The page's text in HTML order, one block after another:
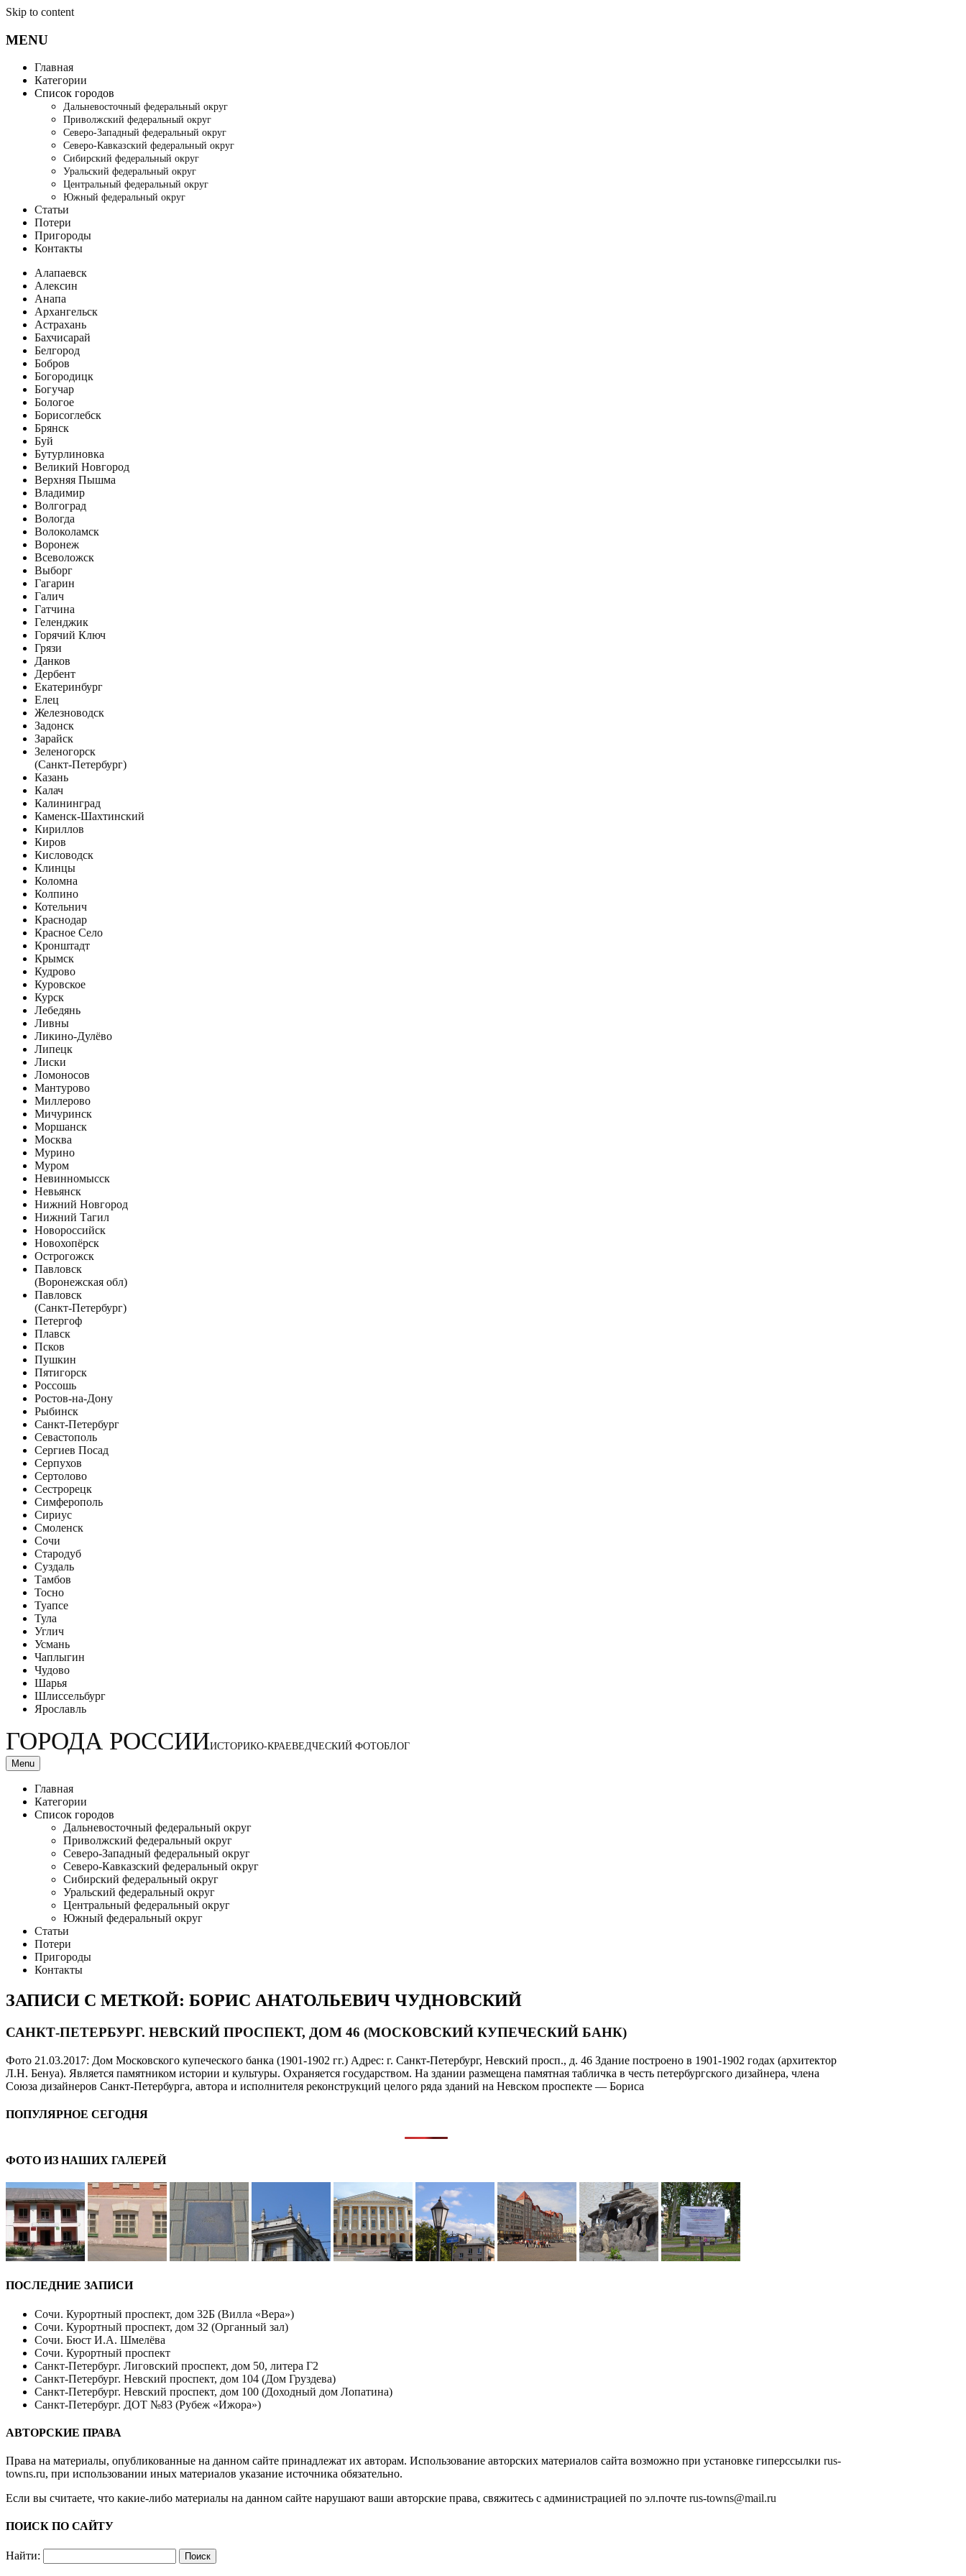
Skip to content
MENU
Главная
Категории
Список городов
Дальневосточный федеральный округ
Приволжский федеральный округ
Северо-Западный федеральный округ
Северо-Кавказский федеральный округ
Сибирский федеральный округ
Уральский федеральный округ
Центральный федеральный округ
Южный федеральный округ
Статьи
Потери
Пригороды
Контакты
Алапаевск
Алексин
Анапа
Архангельск
Астрахань
Бахчисарай
Белгород
Бобров
Богородицк
Богучар
Бологое
Борисоглебск
Брянск
Буй
Бутурлиновка
Великий Новгород
Верхняя Пышма
Владимир
Волгоград
Вологда
Волоколамск
Воронеж
Всеволожск
Выборг
Гагарин
Галич
Гатчина
Геленджик
Горячий Ключ
Грязи
Данков
Дербент
Екатеринбург
Елец
Железноводск
Задонск
Зарайск
Зеленогорск
(Санкт-Петербург)
Казань
Калач
Калининград
Каменск-Шахтинский
Кириллов
Киров
Кисловодск
Клинцы
Коломна
Колпино
Котельнич
Краснодар
Красное Село
Кронштадт
Крымск
Кудрово
Куровское
Курск
Лебедянь
Ливны
Ликино-Дулёво
Липецк
Лиски
Ломоносов
Мантурово
Миллерово
Мичуринск
Моршанск
Москва
Мурино
Муром
Невинномысск
Невьянск
Нижний Новгород
Нижний Тагил
Новороссийск
Новохопёрск
Острогожск
Павловск
(Воронежская обл)
Павловск
(Санкт-Петербург)
Петергоф
Плавск
Псков
Пушкин
Пятигорск
Россошь
Ростов-на-Дону
Рыбинск
Санкт-Петербург
Севастополь
Сергиев Посад
Серпухов
Сертолово
Сестрорецк
Симферополь
Сириус
Смоленск
Сочи
Стародуб
Суздаль
Тамбов
Тосно
Туапсе
Тула
Углич
Усмань
Чаплыгин
Чудово
Шарья
Шлиссельбург
Ярославль
ГОРОДА РОССИИИСТОРИКО-КРАЕВЕДЧЕСКИЙ ФОТОБЛОГ
Menu
Главная
Категории
Список городов
Дальневосточный федеральный округ
Приволжский федеральный округ
Северо-Западный федеральный округ
Северо-Кавказский федеральный округ
Сибирский федеральный округ
Уральский федеральный округ
Центральный федеральный округ
Южный федеральный округ
Статьи
Потери
Пригороды
Контакты
ЗАПИСИ С МЕТКОЙ: БОРИС АНАТОЛЬЕВИЧ ЧУДНОВСКИЙ
САНКТ-ПЕТЕРБУРГ. НЕВСКИЙ ПРОСПЕКТ, ДОМ 46 (МОСКОВСКИЙ КУПЕЧЕСКИЙ БАНК)
Фото 21.03.2017: Дом Московского купеческого банка (1901-1902 гг.) Адрес: г. Санкт-Петербург, Невский просп., д. 46 Здание построено в 1901-1902 годах (архитектор
Л.Н. Бенуа). Является памятником истории и культуры. Охраняется государством. На здании размещена памятная табличка в честь петербургского дизайнера, члена
Союза дизайнеров Санкт-Петербурга, автора и исполнителя реконструкций целого ряда зданий на Невском проспекте — Бориса
ПОПУЛЯРНОЕ СЕГОДНЯ
ФОТО ИЗ НАШИХ ГАЛЕРЕЙ
ПОСЛЕДНИЕ ЗАПИСИ
Сочи. Курортный проспект, дом 32Б (Вилла «Вера»)
Сочи. Курортный проспект, дом 32 (Органный зал)
Сочи. Бюст И.А. Шмелёва
Сочи. Курортный проспект
Санкт-Петербург. Лиговский проспект, дом 50, литера Г2
Санкт-Петербург. Невский проспект, дом 104 (Дом Груздева)
Санкт-Петербург. Невский проспект, дом 100 (Доходный дом Лопатина)
Санкт-Петербург. ДОТ №83 (Рубеж «Ижора»)
АВТОРСКИЕ ПРАВА
Права на материалы, опубликованные на данном сайте принадлежат их авторам. Использование авторских материалов сайта возможно при установке гиперссылки rus-
towns.ru, при использовании иных материалов указание источника обязательно.
Если вы считаете, что какие-либо материалы на данном сайте нарушают ваши авторские права, свяжитесь с администрацией по эл.почте rus-towns@mail.ru
ПОИСК ПО САЙТУ
Найти: